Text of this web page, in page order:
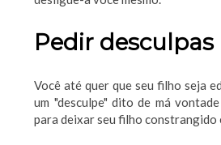
Pedir desculpas
Você até quer que seu filho seja
um "desculpe" dito de má
para deixar seu filho constrangido